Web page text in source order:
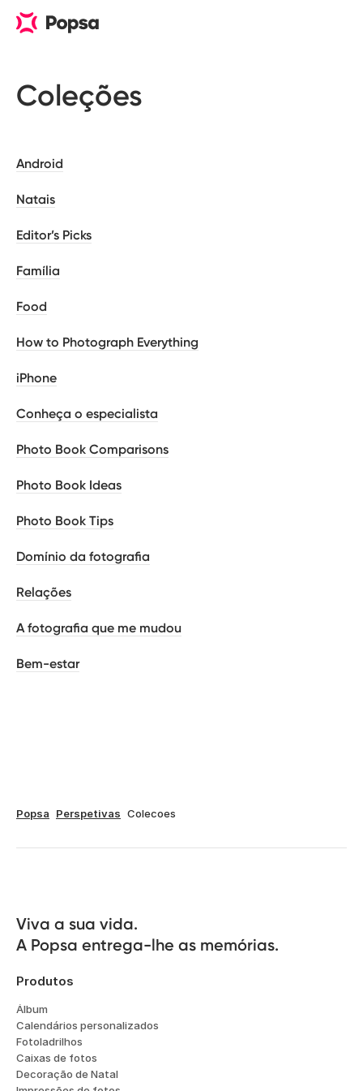
Coleções
Android
Natais
Editor’s Picks
Família
Food
How to Photograph Everything
iPhone
Conheça o especialista
Photo Book Comparisons
Photo Book Ideas
Photo Book Tips
Domínio da fotografia
Relações
A fotografia que me mudou
Bem-estar
Popsa Perspetivas Colecoes
Viva a sua vida.
A Popsa entrega-lhe as memórias.
Produtos
Álbum
Calendários personalizados
Fotoladrilhos
Caixas de fotos
Decoração de Natal